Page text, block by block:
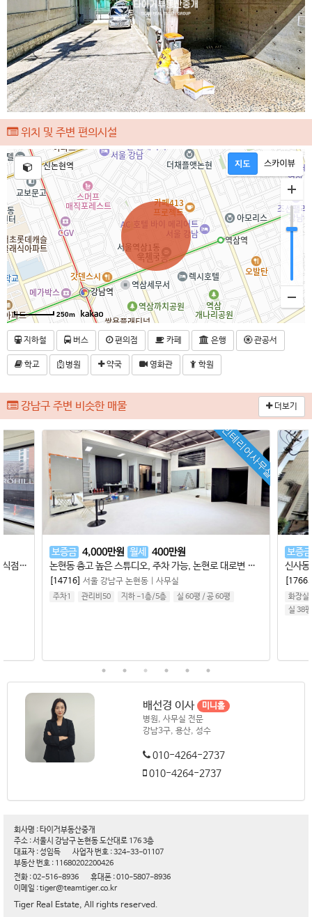
위치 및 주변 편의시설
250m
지하철 버스 편의점 카페 은행 관공서
학교 병원 약국 영화관 학원
더보기
강남구 주변 비슷한 매물
선정릉역 사무실, 9호선 초역세권, 무권리, 병원, 음식점, 사무실 다용도 가능, 아크로힐스 출입구 바로앞건물
인테리어사무실
보증금 4,000만원 월세 400만원
논현동 층고 높은 스튜디오, 주차 가능, 논현로 대로변 이면, 인테리어 완비 무권리
[14716] 서울 강남구 논현동 사무실
주차1 관리비50 지하 -1층/5층 실 60평 / 공 60평
보증금
화장실
실 38
배선경 이사 미니홈
병원, 사무실 전문
강남3구, 용산, 성수
010-4264-2737
010-4264-2737
회사명 : 타이거부동산중개
주소 : 서울시 강남구 논현동 도산대로 176 3층
대표자 : 성임득
사업자 번호 : 324-33-01107
부동산 번호 : 11680202200426
전화 : 02-516-8936
휴대폰 : 010-5807-8936
이메일 : tiger@teamtiger.co.kr
Tiger Real Estate, All rights reserved.